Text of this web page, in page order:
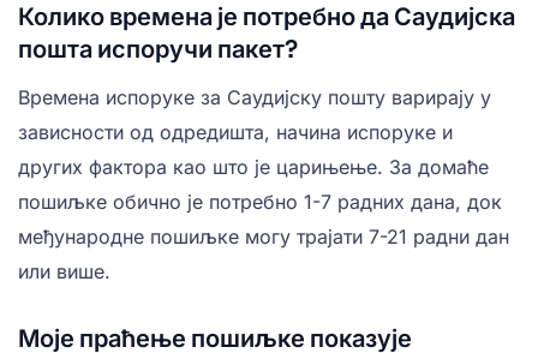
Колико времена је потребно да Саудијска
пошта испоручи пакет?
Времена испоруке за Саудијску пошту варирају у
зависности од одредишта, начина испоруке и
других фактора као што је царињење. За домаће
пошиљке обично је потребно 1-7 радних дана, док
међународне пошиљке могу трајати 7-21 радни дан
или више.
Моје праћење пошиљке показује